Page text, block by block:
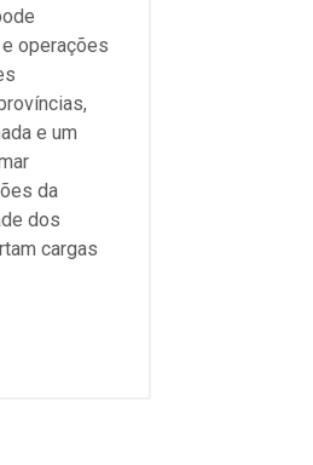
operações
e um
da
dos
cargas